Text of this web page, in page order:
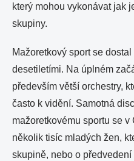
který mohou vykonávat jak
skupiny.
Mažoretkový sport se
desetiletími. Na úplném
především větší orchestry,
často k vidění. Samotná
mažoretkovému sportu se
několik tisíc mladých žen,
skupině, nebo o